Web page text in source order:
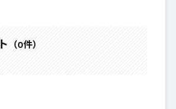
（0件）